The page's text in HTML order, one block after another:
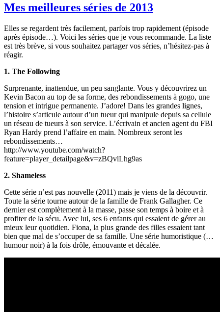
Mes meilleures séries de 2013
Elles se regardent très facilement, parfois trop rapidement (épisode
après épisode…). Voici les séries que je vous recommande. La liste
est très brève, si vous souhaitez partager vos séries, n’hésitez-pas à
réagir.
1. The Following
Surprenante, inattendue, un peu sanglante. Vous y découvrirez un
Kevin Bacon au top de sa forme, des rebondissements à gogo, une
tension et intrigue permanente. J’adore! Dans les grandes lignes,
l’histoire s’articule autour d’un tueur qui manipule depuis sa cellule
un réseau de tueurs à son service. L’écrivain et ancien agent du FBI
Ryan Hardy prend l’affaire en main. Nombreux seront les
rebondissements…
http://www.youtube.com/watch?
feature=player_detailpage&v=zBQvlLhg9as
2. Shameless
Cette série n’est pas nouvelle (2011) mais je viens de la découvrir.
Toute la série tourne autour de la famille de Frank Gallagher. Ce
dernier est complètement à la masse, passe son temps à boire et à
profiter de la sécu. Avec lui, ses 6 enfants qui essaient de gérer au
mieux leur quotidien. Fiona, la plus grande des filles essaient tant
bien que mal de s’occuper de sa famille. Une série humoristique (…
humour noir) à la fois drôle, émouvante et décalée.